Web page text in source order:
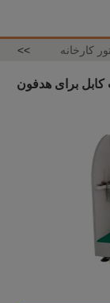
کارخانه >>
برای هدفون